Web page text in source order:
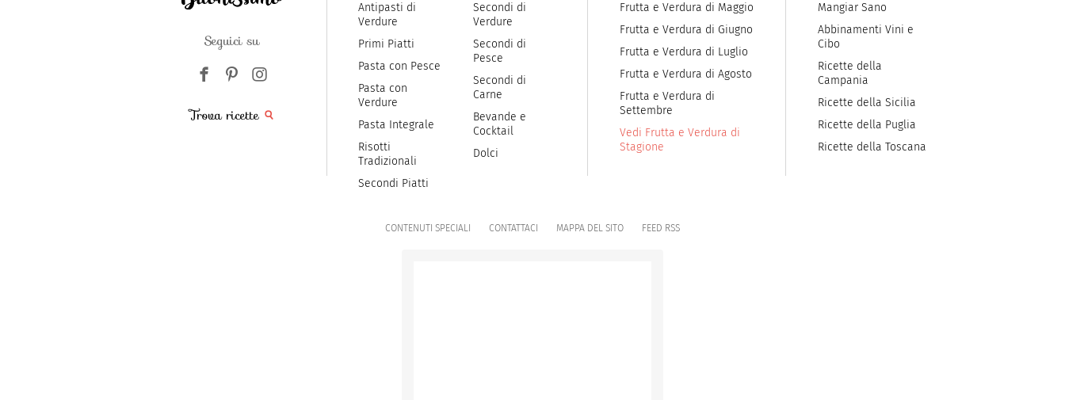
Seguici su
Trova ricette
Antipasti di
Verdure
Primi Piatti
Pasta con Pesce
Pasta con
Verdure
Pasta Integrale
Risotti
Tradizionali
Secondi Piatti
Secondi di
Verdure
Secondi di
Pesce
Secondi di
Carne
Bevande e
Cocktail
Dolci
Frutta e Verdura di Maggio
Frutta e Verdura di Giugno
Frutta e Verdura di Luglio
Frutta e Verdura di Agosto
Frutta e Verdura di
Settembre
Vedi Frutta e Verdura di
Stagione
Mangiar Sano
Abbinamenti Vini e
Cibo
Ricette della
Campania
Ricette della Sicilia
Ricette della Puglia
Ricette della Toscana
CONTENUTI SPECIALI CONTATTACI MAPPA DEL SITO FEED RSS